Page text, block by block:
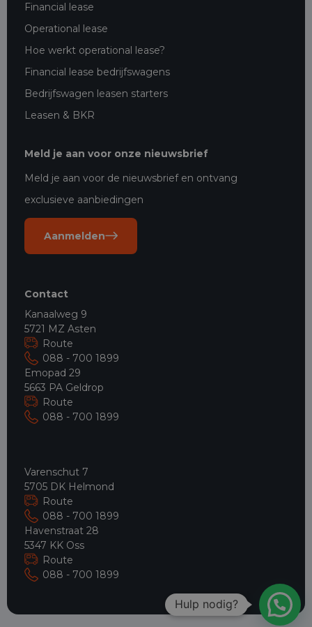
Financial lease
Operational lease
Hoe werkt operational lease?
Financial lease bedrijfswagens
Bedrijfswagen leasen starters
Leasen & BKR
Meld je aan voor onze nieuwsbrief
Meld je aan voor de nieuwsbrief en ontvang
exclusieve aanbiedingen
Aanmelden
Contact
Kanaalweg 9
5721 MZ Asten
Route
088 - 700 1899
Emopad 29
5663 PA Geldrop
Route
088 - 700 1899
Varenschut 7
5705 DK Helmond
Route
088 - 700 1899
Havenstraat 28
5347 KK Oss
Route
088 - 700 1899
Hulp nodig?